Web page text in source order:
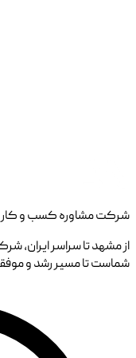
شرکت مشاوره کسب و
از مشهد تا سراسر
شماست تا مسیر رشد و